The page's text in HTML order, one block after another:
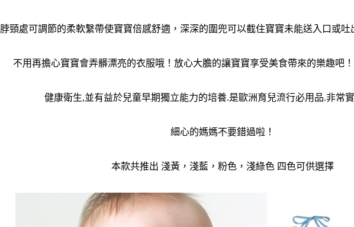
脖頸處可調節的柔軟繫帶使寶寶倍感舒適，深深的圍兜可以截住寶寶未能送入口或吐
不用再擔心寶寶會弄髒漂亮的衣服哦！放心大膽的讓寶寶享受美食帶來的樂趣吧
健康衛生,並有益於兒童早期獨立能力的培養.是歐洲育兒流行必用品.非常實
細心的媽媽不要錯過啦！
本款共推出 淺黃，淺藍，粉色，淺綠色 四色可供選擇